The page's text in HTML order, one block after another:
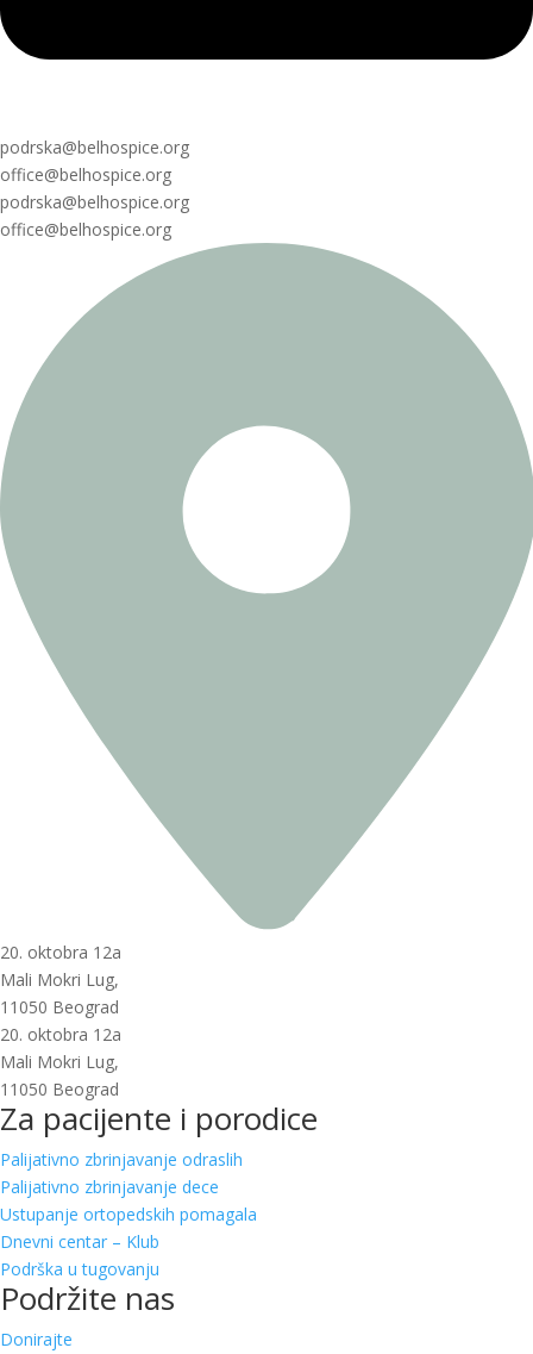
podrska@belhospice.org
office@belhospice.org
podrska@belhospice.org
office@belhospice.org
20. oktobra 12a
Mali Mokri Lug,
11050 Beograd
20. oktobra 12a
Mali Mokri Lug,
11050 Beograd
Za pacijente i porodice
Palijativno zbrinjavanje odraslih
Palijativno zbrinjavanje dece
Ustupanje ortopedskih pomagala
Dnevni centar – Klub
Podrška u tugovanju
Podržite nas
Donirajte